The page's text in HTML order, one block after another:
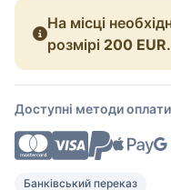
На місці
розмірі 200 EUR.
Доступні методи оплати
Банківський переказ